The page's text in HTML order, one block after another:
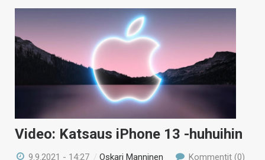
Video: Katsaus iPhone 13 -huhuihin
9.9.2021 - 14:27 /Oskari Manninen Kommentit (0)